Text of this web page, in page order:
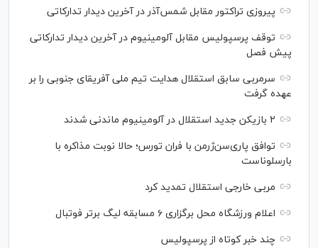
پیروزی تراکتور مقابل شمس‌آذر در آخرین دیدار تدارکاتی
توقف پرسپولیس مقابل آلومینیوم در آخرین دیدار تدارکاتی
پیش فصل
سرمربی سابق استقلال هدایت تیم ملی آفریقای جنوبی را بر
عهده گرفت
۲ بازیکن جدید استقلال در آلومینیوم ماندنی شدند
توافق پاری‌سن‌ژرمن با فران تورس؛ حالا نوبت مذاکره با
بارسلوناست
مربی خارجی استقلال تمدید کرد
اعلام ورزشگاه محل برگزاری ۶ مسابقه لیگ برتر فوتبال
چند خبر کوتاه از پرسپولیس